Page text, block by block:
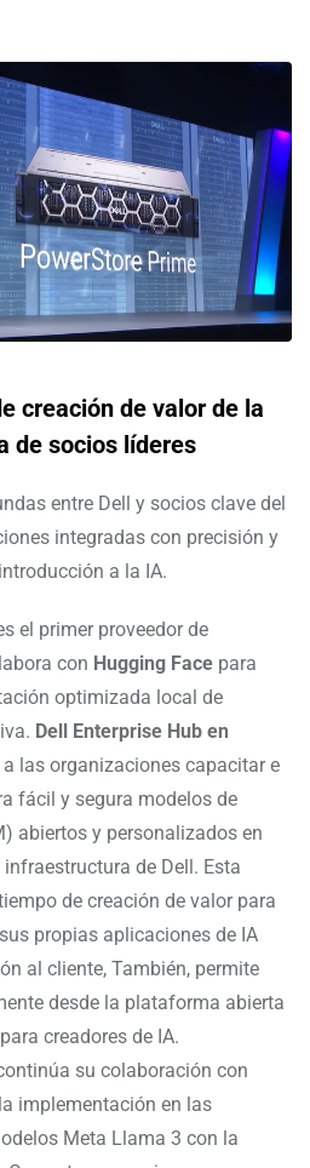
creación de valor de la
de socios líderes
entre Dell y socios clave del
integradas con precisión y
a la IA.
el primer proveedor de
con Hugging Face para
optimizada local de
Dell Enterprise Hub en
a las organizaciones capacitar e
fácil y segura modelos de
abiertos y personalizados en
de Dell. Esta
de creación de valor para
propias aplicaciones de IA
al cliente, También, permite
desde la plataforma abierta
creadores de IA.
su colaboración con
implementación en las
Meta Llama 3 con la